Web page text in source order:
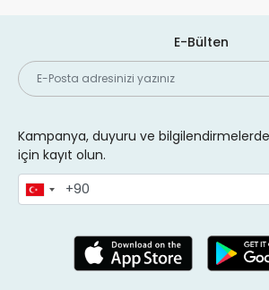
E-Bülten
Kampanya, duyuru ve
için kayıt olun.